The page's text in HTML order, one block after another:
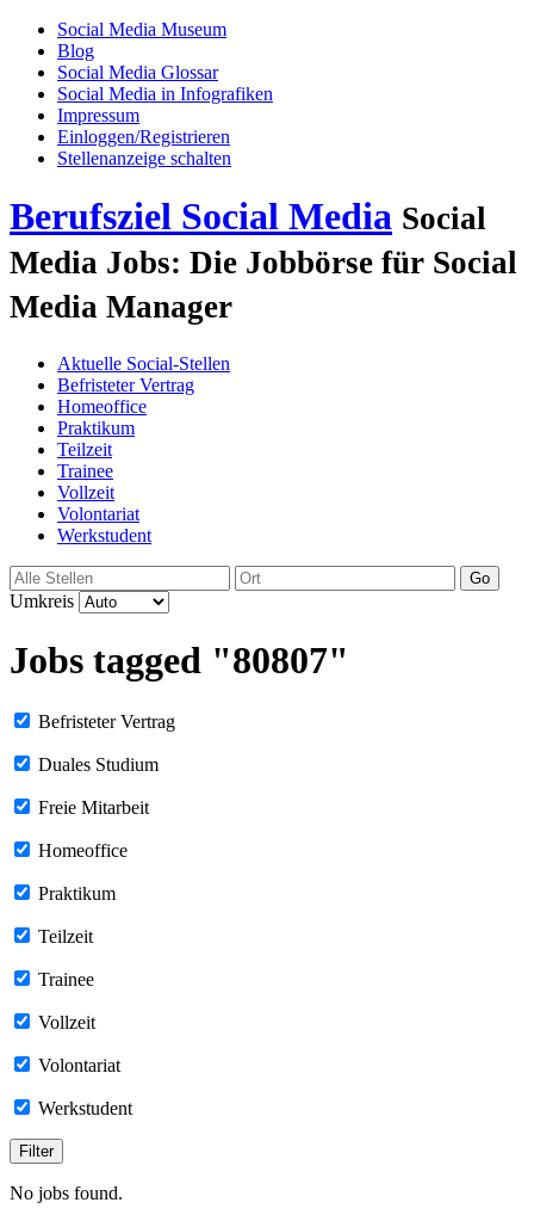
Social Media Museum
Blog
Social Media Glossar
Social Media in Infografiken
Impressum
Einloggen/Registrieren
Stellenanzeige schalten
Berufsziel Social Media Social
Media Jobs: Die Jobbörse für Social
Media Manager
Aktuelle Social-Stellen
Befristeter Vertrag
Homeoffice
Praktikum
Teilzeit
Trainee
Vollzeit
Volontariat
Werkstudent
Go
Umkreis
Jobs tagged "80807"
Befristeter Vertrag
Duales Studium
Freie Mitarbeit
Homeoffice
Praktikum
Teilzeit
Trainee
Vollzeit
Volontariat
Werkstudent
No jobs found.